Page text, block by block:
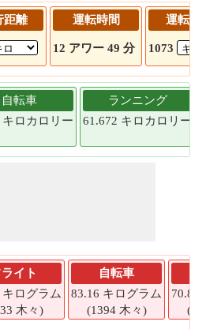
距離 運転時間
12 アワー 49 分
運転距
1073
自転車
キロカロリー
ランニング
61.672 キロカロリー
イト
キログラム
木々)
自転車
83.16 キログラム
(1394 木々)
70.82